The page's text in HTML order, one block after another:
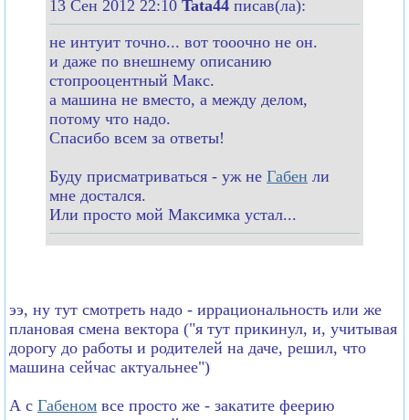
13 Сен 2012 22:10 Tata44 писав(ла):
не интуит точно... вот тооочно не он.
и даже по внешнему описанию
стопрооцентный Макс.
а машина не вместо, а между делом,
потому что надо.
Спасибо всем за ответы!
Буду присматриваться - уж не Габен ли
мне достался.
Или просто мой Максимка устал...
ээ, ну тут смотреть надо - иррациональность или же
плановая смена вектора ("я тут прикинул, и, учитывая
дорогу до работы и родителей на даче, решил, что
машина сейчас актуальнее")
А с Габеном все просто же - закатите феерию